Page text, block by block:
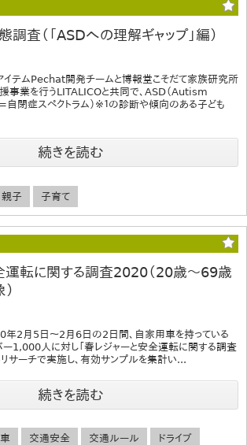
査（「ASDへの理解ギャップ」編）
テムPechat開発チームと博報堂こそだて家族研究所
事業を行うLITALICOと共同で、ASD（Autism
症スペクトラム）※１の診断や傾向のある子ども
続きを読む
親子 子育て
運転に関する調査2020（20歳～69歳
年2月5日～2月6日の2日間、自家用車を持っている
1,000人に対し「春レジャーと安全運転に関する調査
リサーチで実施し、有効サンプルを集計い...
続きを読む
車 交通安全 交通ルール ドライブ